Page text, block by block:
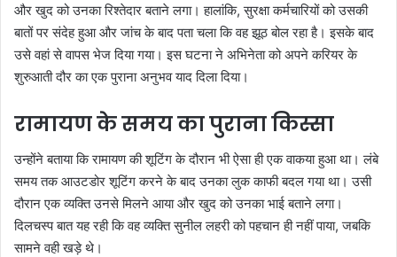
और खुद को उनका रिश्तेदार बताने लगा। हालांकि, सुरक्षा कर्मचारियों को उसकी
बातों पर संदेह हुआ और जांच के बाद पता चला कि वह झूठ बोल रहा है। इसके बाद
उसे वहां से वापस भेज दिया गया। इस घटना ने अभिनेता को अपने करियर के
शुरुआती दौर का एक पुराना अनुभव याद दिला दिया।
रामायण के समय का पुराना किस्सा
उन्होंने बताया कि रामायण की शूटिंग के दौरान भी ऐसा ही एक वाकया हुआ था। लंबे
समय तक आउटडोर शूटिंग करने के बाद उनका लुक काफी बदल गया था। उसी
दौरान एक व्यक्ति उनसे मिलने आया और खुद को उनका भाई बताने लगा।
दिलचस्प बात यह रही कि वह व्यक्ति सुनील लहरी को पहचान ही नहीं पाया, जबकि
सामने वही खड़े थे।